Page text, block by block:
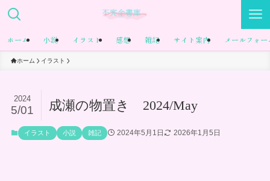
ホーム 小説 イラスト 感想 雑記 サイト案内 メールフォー
ホーム イラスト
成瀬の物置き 2024/May
2024
5/01
イラスト 小説 雑記 2024年5月1日 2026年1月5日